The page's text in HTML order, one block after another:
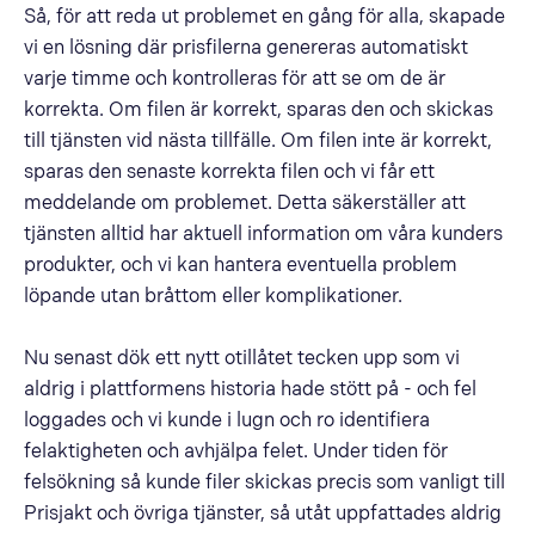
Så, för att reda ut problemet en gång för alla, skapade
vi en lösning där prisfilerna genereras automatiskt
varje timme och kontrolleras för att se om de är
korrekta. Om filen är korrekt, sparas den och skickas
till tjänsten vid nästa tillfälle. Om filen inte är korrekt,
sparas den senaste korrekta filen och vi får ett
meddelande om problemet. Detta säkerställer att
tjänsten alltid har aktuell information om våra kunders
produkter, och vi kan hantera eventuella problem
löpande utan bråttom eller komplikationer.
Nu senast dök ett nytt otillåtet tecken upp som vi
aldrig i plattformens historia hade stött på - och fel
loggades och vi kunde i lugn och ro identifiera
felaktigheten och avhjälpa felet. Under tiden för
felsökning så kunde filer skickas precis som vanligt till
Prisjakt och övriga tjänster, så utåt uppfattades aldrig